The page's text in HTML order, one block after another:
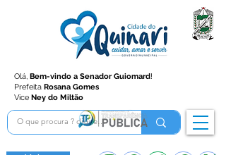
Olá, Bem-vindo a Senador Guiomard!
Prefeita Rosana Gomes
Vice Ney do Miltão